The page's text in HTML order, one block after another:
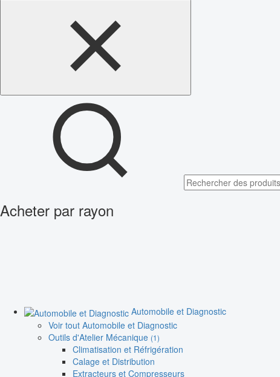
Acheter par rayon
Automobile et Diagnostic
Voir tout Automobile et Diagnostic
Outils d'Atelier Mécanique (1)
Climatisation et Réfrigération
Calage et Distribution
Extracteurs et Compresseurs